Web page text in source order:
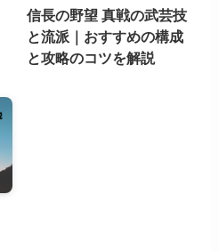
信長の野望 真戦の武芸技
と流派｜おすすめの構成
と攻略のコツを解説